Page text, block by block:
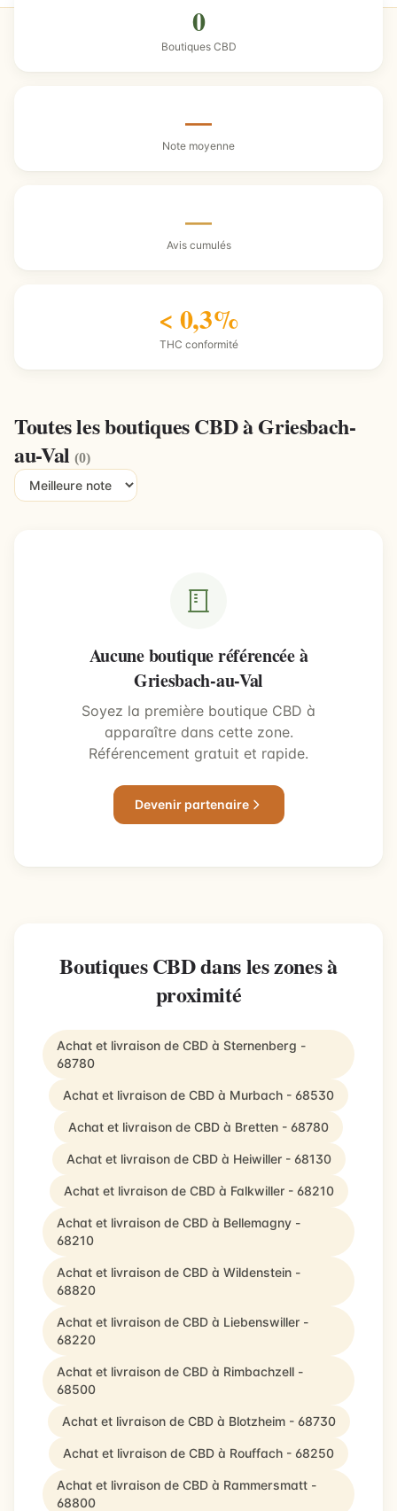
0
Boutiques CBD
—
Note moyenne
—
Avis cumulés
< 0,3%
THC conformité
Toutes les boutiques CBD à Griesbach-
au-Val(0)
Aucune boutique référencée à
Griesbach-au-Val
Soyez la première boutique CBD à
apparaître dans cette zone.
Référencement gratuit et rapide.
Devenir partenaire
Boutiques CBD dans les zones à
proximité
Achat et livraison de CBD à Sternenberg -
68780
Achat et livraison de CBD à Murbach - 68530
Achat et livraison de CBD à Bretten - 68780
Achat et livraison de CBD à Heiwiller - 68130
Achat et livraison de CBD à Falkwiller - 68210
Achat et livraison de CBD à Bellemagny -
68210
Achat et livraison de CBD à Wildenstein -
68820
Achat et livraison de CBD à Liebenswiller -
68220
Achat et livraison de CBD à Rimbachzell -
68500
Achat et livraison de CBD à Blotzheim - 68730
Achat et livraison de CBD à Rouffach - 68250
Achat et livraison de CBD à Rammersmatt -
68800